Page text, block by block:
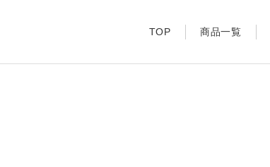
TOP 商品一覧